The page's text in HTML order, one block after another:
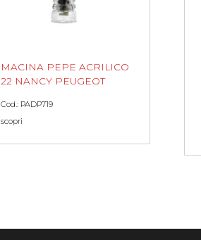
MACINA PEPE ACRILICO
22 NANCY PEUGEOT
Cod.: PADP719
scopri